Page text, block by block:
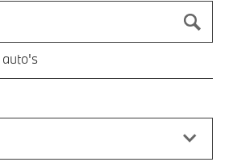
bijvoorbeeld 3 Serie M-Sport
en druk op enter om te zoeken
auto's